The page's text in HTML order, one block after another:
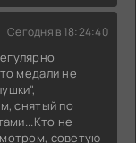
Сегодня в 18:24:40
медали не
снятый по
не
советую